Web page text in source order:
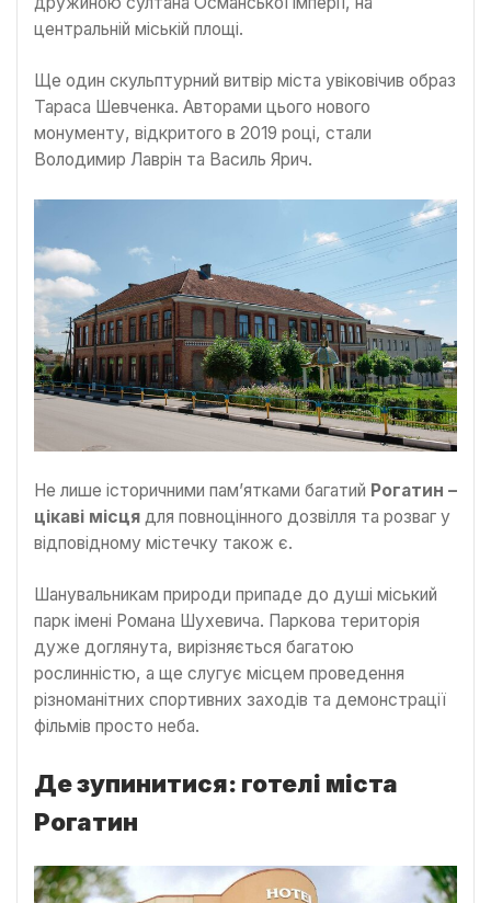
центральній міській площі.
Ще один скульптурний витвір міста увіковічив образ
Тараса Шевченка. Авторами цього нового
монументу, відкритого в 2019 році, стали
Володимир Лаврін та Василь Ярич.
Не лише історичними пам’ятками багатий Рогатин –
цікаві місця для повноцінного дозвілля та розваг у
відповідному містечку також є.
Шанувальникам природи припаде до душі міський
парк імені Романа Шухевича. Паркова територія
дуже доглянута, вирізняється багатою
рослинністю, а ще слугує місцем проведення
різноманітних спортивних заходів та демонстрації
фільмів просто неба.
Де зупинитися: готелі міста
Рогатин